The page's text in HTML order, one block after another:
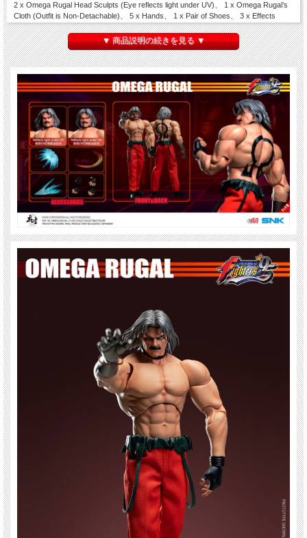
2 x Omega Rugal Head Sculpts (Eye reflects light under UV)、 1 x Omega Rugal’s
Cloth (Outfit is Non-Detachable)、 5 x Hands、 1 x Pair of Shoes、 3 x Effects
※付属ボディは１体のみです。
※材質上、本体に色移り、くすみ、細かなキズなどが発生している場合がございま
す。
了承ください。
※仕様は変更になる場合がございます。※画像は試作品です。実際の商品と異なる
場合がございます。
※パッケージにダメージがございます。ご了承ください。
▼ 商品説明の続きを見る ▼